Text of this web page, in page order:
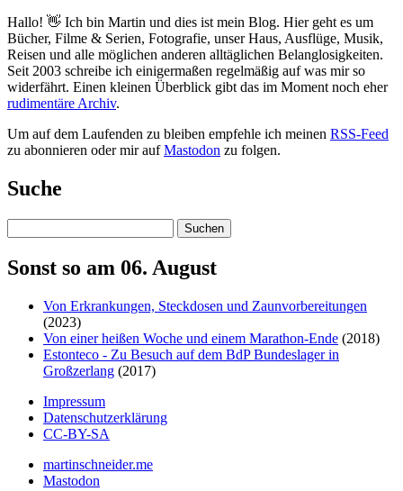
Hallo! 👋 Ich bin Martin und dies ist mein Blog. Hier geht es um
Bücher, Filme & Serien, Fotografie, unser Haus, Ausflüge, Musik,
Reisen und alle möglichen anderen alltäglichen Belanglosigkeiten.
Seit 2003 schreibe ich einigermaßen regelmäßig auf was mir so
widerfährt. Einen kleinen Überblick gibt das im Moment noch eher
rudimentäre Archiv.
Um auf dem Laufenden zu bleiben empfehle ich meinen RSS-Feed
zu abonnieren oder mir aufMastodon zu folgen.
Suche
Suchen
Sonst so am 06. August
Von Erkrankungen, Steckdosen und Zaunvorbereitungen
(2023)
Von einer heißen Woche und einem Marathon-Ende (2018)
Estonteco - Zu Besuch auf dem BdP Bundeslager in
Großzerlang (2017)
Impressum
Datenschutzerklärung
CC-BY-SA
martinschneider.me
Mastodon